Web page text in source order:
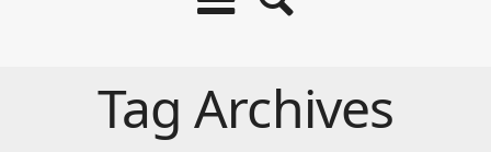
Tag Archives